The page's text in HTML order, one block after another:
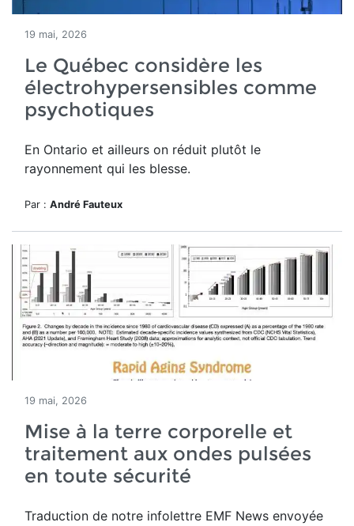
19 mai, 2026
Le Québec considère les
électrohypersensibles comme
psychotiques
En Ontario et ailleurs on réduit plutôt le
rayonnement qui les blesse.
Par : André Fauteux
19 mai, 2026
Mise à la terre corporelle et
traitement aux ondes pulsées
en toute sécurité
Traduction de notre infolettre EMF News envoyée